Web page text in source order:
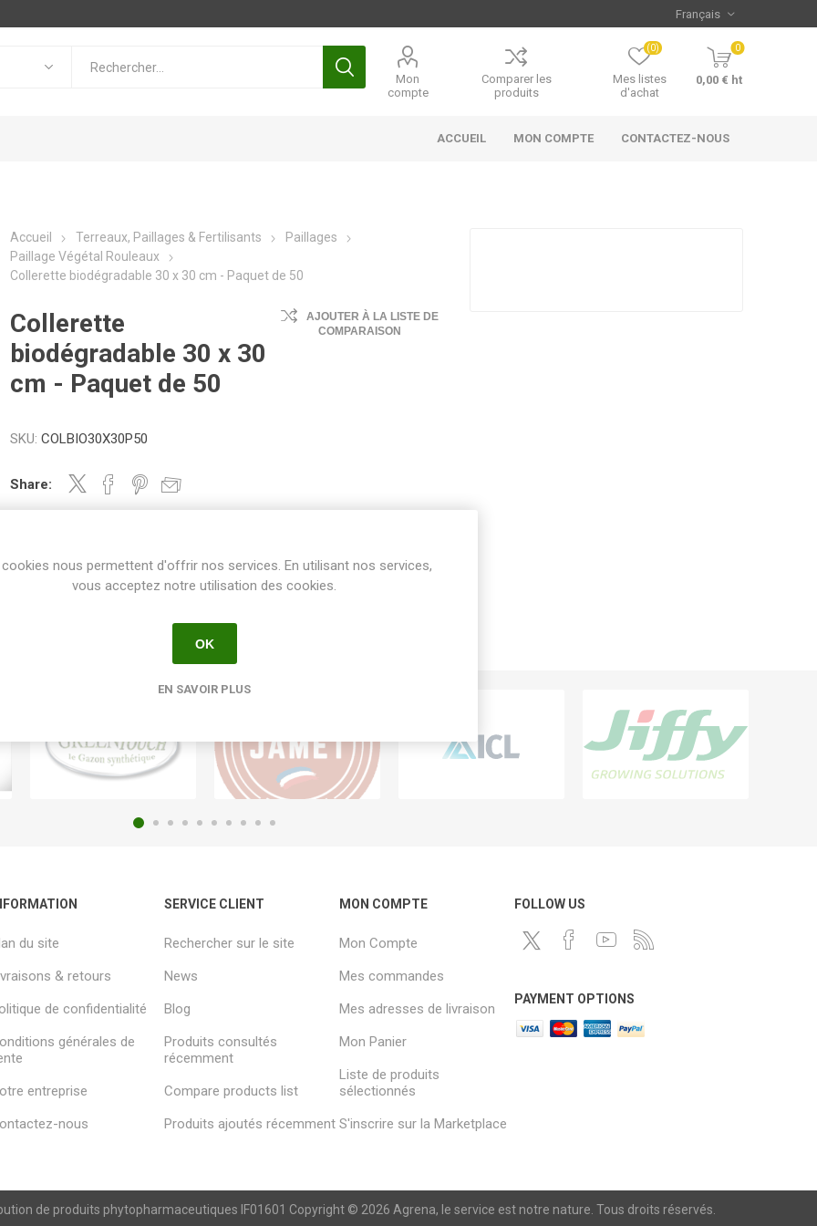
Mon
compte
Comparer les
produits
Mes listes
d'achat
(0) 0
0,00 € ht
ACCUEIL MON COMPTE CONTACTEZ-NOUS
Accueil Terreaux, Paillages & Fertilisants
Paillages
Paillage Végétal Rouleaux
Collerette biodégradable 30 x 30 cm - Paquet de 50
Collerette
biodégradable 30 x 30
cm - Paquet de 50
AJOUTER À LA LISTE DE
COMPARAISON
SKU: COLBIO30X30P50
Share:
du site
& retours
de confidentialité
générales de
entreprise
nous
SERVICE CLIENT
Rechercher sur le site
News
Blog
Produits consultés
récemment
Compare products list
Produits ajoutés récemment
MON COMPTE
Mon Compte
Mes commandes
Mes adresses de livraison
Mon Panier
Liste de produits
sélectionnés
S'inscrire sur la Marketplace
FOLLOW US
PAYMENT OPTIONS
de produits phytopharmaceutiques IF01601 Copyright © 2026 Agrena, le service est notre nature. Tous droits réservés.
nous permettent d'offrir nos services. En utilisant nos services,
vous acceptez notre utilisation des cookies.
OK
EN SAVOIR PLUS